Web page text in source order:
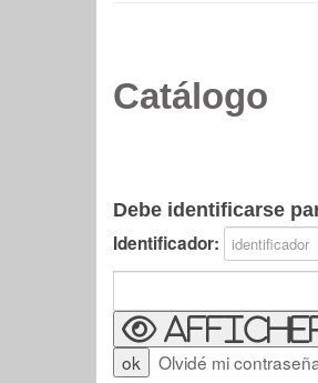
Catálogo
Debe identificarse
Identificador:
Afficher
Olvidé mi